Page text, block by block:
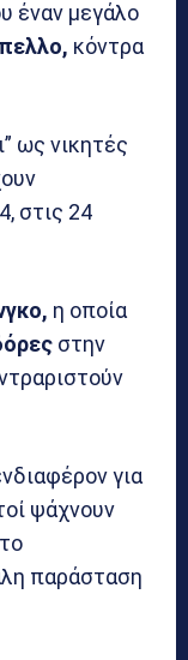
έναν μεγάλο
κόντρα
ως νικητές
στις 24
η οποία
στην
για
ψάχνουν
παράσταση